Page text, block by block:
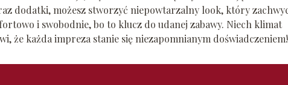
dodatki, możesz stworzyć niepowtarzalny look, który
i swobodnie, bo to klucz do udanej zabawy. Niech klimat
że każda impreza stanie się niezapomnianym doświadczeniem!